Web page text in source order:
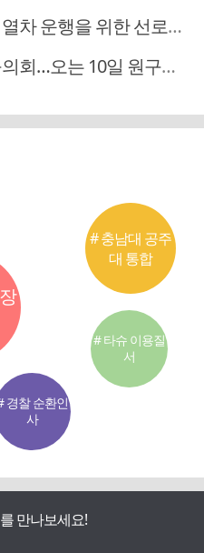
운행을 위한 선로관리
는 10일 원구성 다시 돌입
# 충남대 공주
대 통합
경찰 순환인
사
# 타슈 이용질
서
만나보세요!